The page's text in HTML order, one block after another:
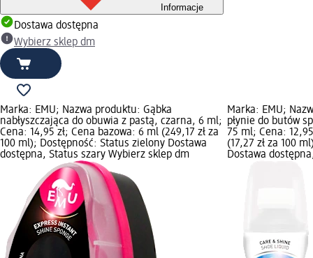
Informacje
Dostawa dostępna
Wybierz sklep dm
Marka: EMU; Nazwa produktu: Gąbka
nabłyszczająca do obuwia z pastą, czarna, 6 ml;
Cena: 14,95 zł; Cena bazowa: 6 ml (249,17 zł za
100 ml); Dostępność: Status zielony Dostawa
dostępna, Status szary Wybierz sklep dm
Marka: EMU;
płynie do butów
75 ml; Cena:
(17,27 zł za 100
Dostawa